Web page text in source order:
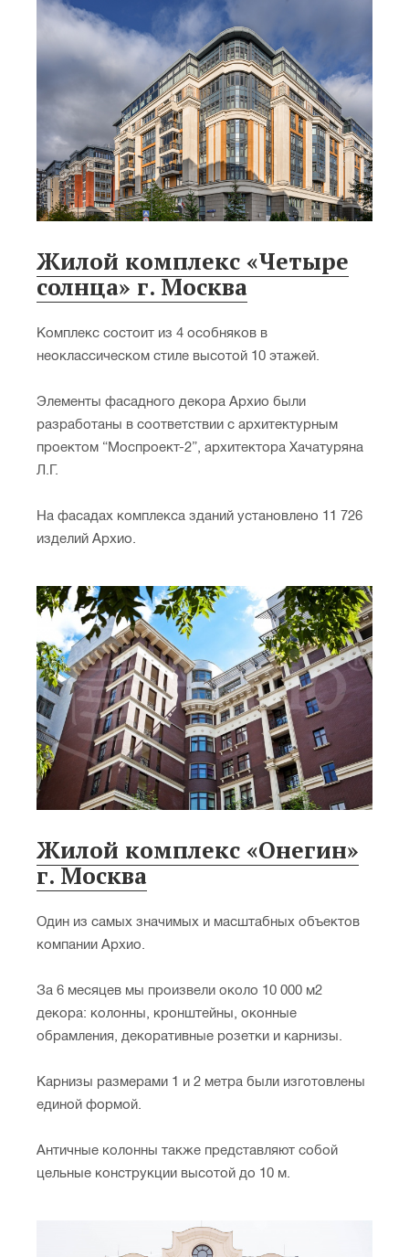
Жилой комплекс «Четыре
солнца» г. Москва
Комплекс состоит из 4 особняков в
неоклассическом стиле высотой 10 этажей.
Элементы фасадного декора Архио были
разработаны в соответствии с архитектурным
проектом “Моспроект-2”, архитектора Хачатуряна
Л.Г.
На фасадах комплекса зданий установлено 11 726
изделий Архио.
Жилой комплекс «Онегин»
г. Москва
Один из самых значимых и масштабных объектов
компании Архио.
За 6 месяцев мы произвели около 10 000 м2
декора: колонны, кронштейны, оконные
обрамления, декоративные розетки и карнизы.
Карнизы размерами 1 и 2 метра были изготовлены
единой формой.
Античные колонны также представляют собой
цельные конструкции высотой до 10 м.